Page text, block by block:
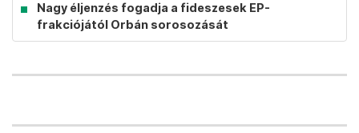
Nagy éljenzés fogadja a fideszesek EP-
frakciójától Orbán sorosozását